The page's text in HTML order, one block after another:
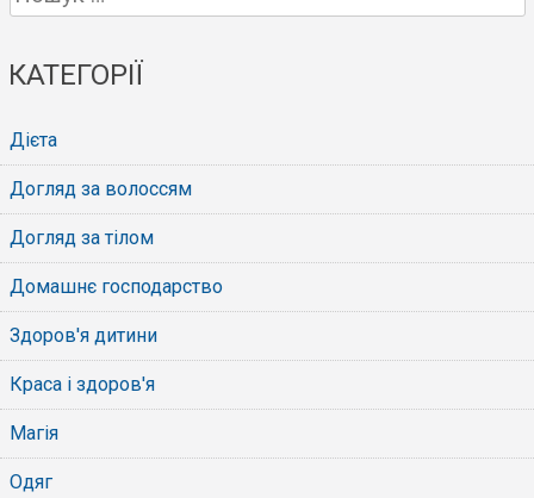
КАТЕГОРІЇ
Дієта
Догляд за волоссям
Догляд за тілом
Домашнє господарство
Здоров'я дитини
Краса і здоров'я
Магія
Одяг